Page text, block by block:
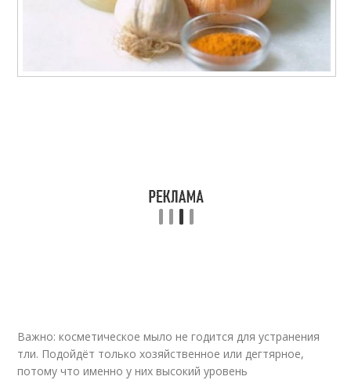
Важно: косметическое мыло не годится для устранения
тли. Подойдёт только хозяйственное или дегтярное,
потому что именно у них высокий уровень